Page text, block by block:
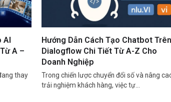
AI
A –
thay
Hướng Dẫn Cách Tạo Chatbot Trên
Dialogflow Chi Tiết Từ A-Z Cho
Doanh Nghiệp
Trong chiến lược chuyển đổi số và nâng
trải nghiệm khách hàng, việc tự…